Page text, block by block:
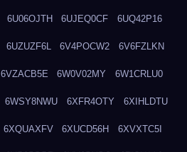
6U06OJTH 6UJEQ0CF 6UQ42P16
6UZUZF6L 6V4POCW2 6V6FZLKN
6VZACB5E 6W0V02MY 6W1CRLU0
6WSY8NWU 6XFR4OTY 6XIHLDTU
6XQUAXFV 6XUCD56H 6XVXTC5I